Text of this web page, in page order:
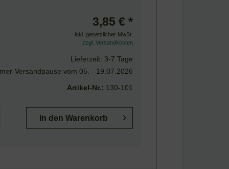
3,85 € *
inkl. gesetzlicher MwSt.
zzgl. Versandkosten
Lieferzeit: 3-7 Tage
Versandpause vom 05. - 19.07.2026
Artikel-Nr.: 130-101
In den Warenkorb